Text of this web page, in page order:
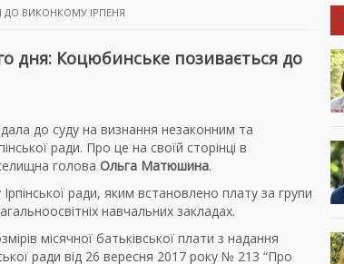
ВИКОНКОМУ ІРПЕНЯ
дня: Коцюбинське позивається до
до суду на визнання незаконним та
ради. Про це на своїй сторінці в
голова Ольга Матюшина.
ради, яким встановлено плату за групи
навчальних закладах.
місячної батьківської плати з надання
ради від 26 вересня 2017 року № 213 “Про